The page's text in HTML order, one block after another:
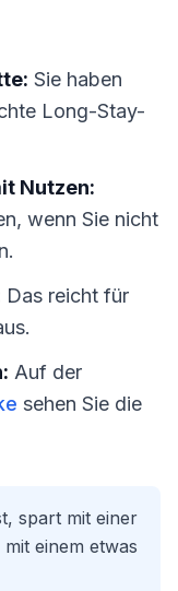
Sie haben
Long-Stay-
Nutzen:
wenn Sie nicht
Das reicht für
Auf der
sehen Sie die
spart mit einer
einem etwas